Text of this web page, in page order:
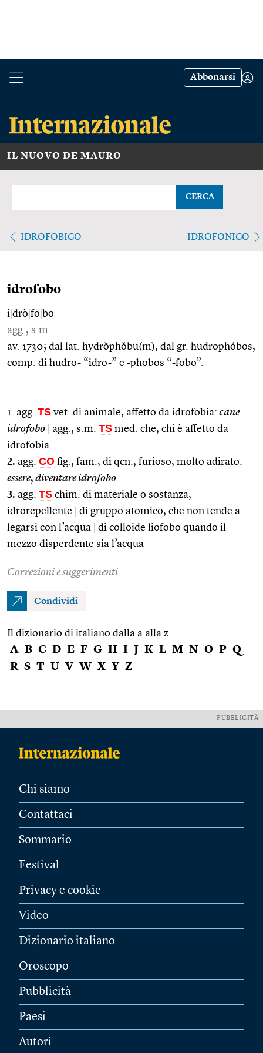
Abbonarsi
IL NUOVO DE MAURO
CERCA
IDROFOBICO IDROFONICO
idrofobo
i drò fo bo
agg., s.m.
av. 1730; dal lat. hydrŏphŏbu(m), dal gr. hudrophóbos,
comp. di hudro- “idro-” e -phobos “-fobo”.
1. agg. TS vet. di animale, affetto da idrofobia: cane
idrofobo
agg., s.m. TS med. che, chi è affetto da
idrofobia
2. agg. CO fig., fam., di qcn., furioso, molto adirato:
essere, diventare idrofobo
3. agg. TS chim. di materiale o sostanza,
idrorepellente
di gruppo atomico, che non tende a
legarsi con l’acqua
di colloide liofobo quando il
mezzo disperdente sia l’acqua
Correzioni e suggerimenti
Condividi
Il dizionario di italiano dalla a alla z
A B C D E F G H I J K L M N O P Q
R S T U V W X Y Z
PUBBLICITÀ
Chi siamo
Contattaci
Sommario
Festival
Privacy e cookie
Video
Dizionario italiano
Oroscopo
Pubblicità
Paesi
Autori